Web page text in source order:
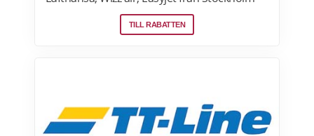
Arlanda, Bromma och Skavsta flygplatser,
Göteborg Landvetter, Malmö, Köpenhamn
TILL RABATTEN